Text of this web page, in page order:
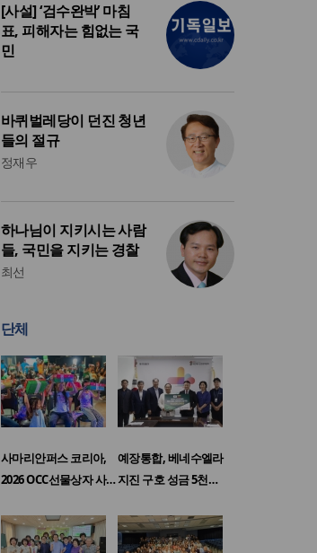
[사설] ‘검수완박’ 마침
표, 피해자는 힘없는 국
민
바퀴벌레당이 던진 청년
들의 절규
정재우
하나님이 지키시는 사람
들, 국민을 지키는 경찰
최선
단체
사마리안퍼스 코리아,
2026 OCC선물상자 사…
예장통합, 베네수엘라
지진 구호 성금 5천…